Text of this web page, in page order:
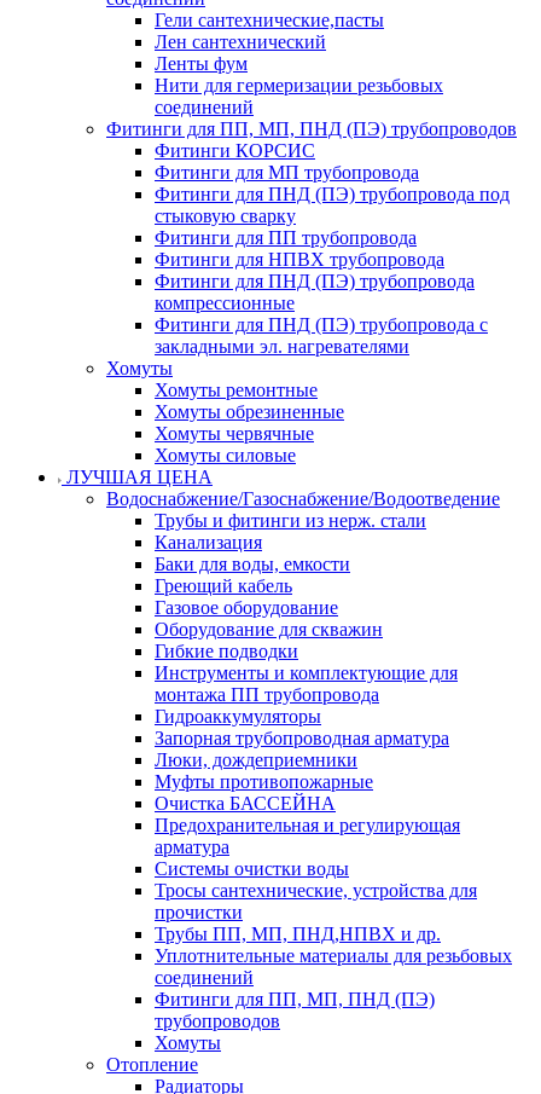
Гели сантехнические,пасты
Лен сантехнический
Ленты фум
Нити для гермеризации резьбовых
соединений
Фитинги для ПП, МП, ПНД (ПЭ) трубопроводов
Фитинги КОРСИС
Фитинги для МП трубопровода
Фитинги для ПНД (ПЭ) трубопровода под
стыковую сварку
Фитинги для ПП трубопровода
Фитинги для НПВХ трубопровода
Фитинги для ПНД (ПЭ) трубопровода
компрессионные
Фитинги для ПНД (ПЭ) трубопровода с
закладными эл. нагревателями
Хомуты
Хомуты ремонтные
Хомуты обрезиненные
Хомуты червячные
Хомуты силовые
ЛУЧШАЯ ЦЕНА
Водоснабжение/Газоснабжение/Водоотведение
Трубы и фитинги из нерж. стали
Канализация
Баки для воды, емкости
Греющий кабель
Газовое оборудование
Оборудование для скважин
Гибкие подводки
Инструменты и комплектующие для
монтажа ПП трубопровода
Гидроаккумуляторы
Запорная трубопроводная арматура
Люки, дождеприемники
Муфты противопожарные
Очистка БАССЕЙНА
Предохранительная и регулирующая
арматура
Системы очистки воды
Тросы сантехнические, устройства для
прочистки
Трубы ПП, МП, ПНД,НПВХ и др.
Уплотнительные материалы для резьбовых
соединений
Фитинги для ПП, МП, ПНД (ПЭ)
трубопроводов
Хомуты
Отопление
Радиаторы